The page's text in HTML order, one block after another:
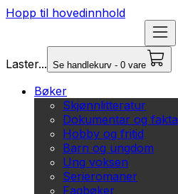
Hopp til hovedinnhold
Laster... Se handlekurv - 0 vare
Bøker
Skjønnlitteratur
Dokumentar og fakta
Hobby og fritid
Barn og ungdom
Ung voksen
Serieromaner
Fagbøker